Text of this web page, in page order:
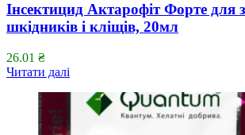
Інсектицид Актарофіт Форте для
шкідників і кліщів, 20мл
26.01 ₴
Читати далі